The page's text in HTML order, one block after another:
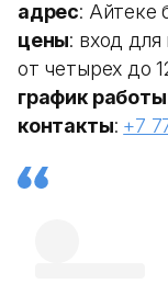
адрес: Айтеке
цены: вход
от четырех до
график работы
контакты: +7